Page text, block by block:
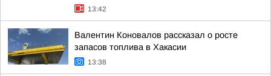
13:42
Валентин Коновалов рассказал о росте
запасов топлива в Хакасии
13:38